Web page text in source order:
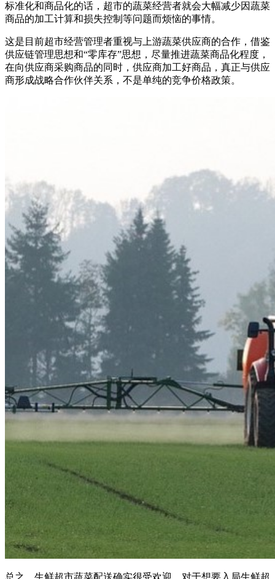
标准化和商品化的话，超市的蔬菜经营者就会大幅减少因蔬菜
商品的加工计算和损失控制等问题而烦恼的事情。
这是目前超市经营管理者重视与上游蔬菜供应商的合作，借鉴
供应链管理思想和“零库存”思想，尽量推进蔬菜商品化程度，
在向供应商采购商品的同时，供应商加工好商品，真正与供应
商形成战略合作伙伴关系，不是单纯的竞争价格政策。